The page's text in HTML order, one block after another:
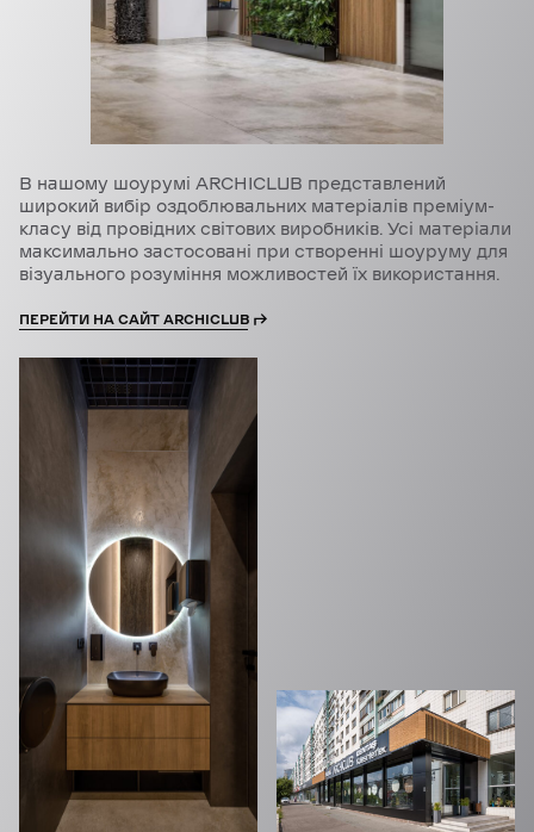
В нашому шоурумі ARCHICLUB представлений
широкий вибір оздоблювальних матеріалів преміум-
класу від провідних світових виробників. Усі матеріали
максимально застосовані при створенні шоуруму для
візуального розуміння можливостей їх використання.
ПЕРЕЙТИ НА САЙТ ARCHICLUB